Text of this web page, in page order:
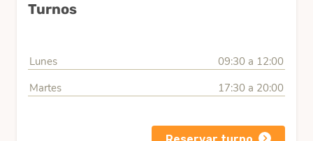
Turnos
Lunes
09:30 a 12:00
Martes
17:30 a 20:00